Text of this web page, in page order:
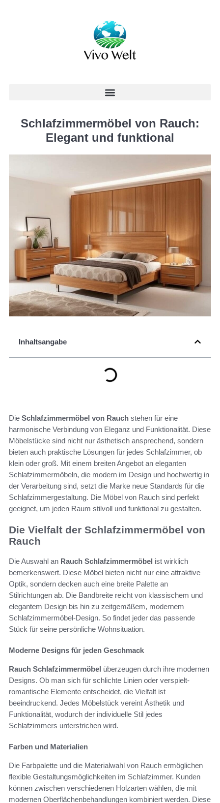
Schlafzimmermöbel von Rauch:
Elegant und funktional
Inhaltsangabe
Die Schlafzimmermöbel von Rauch stehen für eine
harmonische Verbindung von Eleganz und Funktionalität. Diese
Möbelstücke sind nicht nur ästhetisch ansprechend, sondern
bieten auch praktische Lösungen für jedes Schlafzimmer, ob
klein oder groß. Mit einem breiten Angebot an eleganten
Schlafzimmermöbeln, die modern im Design und hochwertig in
der Verarbeitung sind, setzt die Marke neue Standards für die
Schlafzimmergestaltung. Die Möbel von Rauch sind perfekt
geeignet, um jeden Raum stilvoll und funktional zu gestalten.
Die Vielfalt der Schlafzimmermöbel von
Rauch
Die Auswahl an Rauch Schlafzimmermöbel ist wirklich
bemerkenswert. Diese Möbel bieten nicht nur eine attraktive
Optik, sondern decken auch eine breite Palette an
Stilrichtungen ab. Die Bandbreite reicht von klassischem und
elegantem Design bis hin zu zeitgemäßem, modernem
Schlafzimmermöbel-Design. So findet jeder das passende
Stück für seine persönliche Wohnsituation.
Moderne Designs für jeden Geschmack
Rauch Schlafzimmermöbel überzeugen durch ihre modernen
Designs. Ob man sich für schlichte Linien oder verspielt-
romantische Elemente entscheidet, die Vielfalt ist
beeindruckend. Jedes Möbelstück vereint Ästhetik und
Funktionalität, wodurch der individuelle Stil jedes
Schlafzimmers unterstrichen wird.
Farben und Materialien
Die Farbpalette und die Materialwahl von Rauch ermöglichen
flexible Gestaltungsmöglichkeiten im Schlafzimmer. Kunden
können zwischen verschiedenen Holzarten wählen, die mit
modernen Oberflächenbehandlungen kombiniert werden. Diese